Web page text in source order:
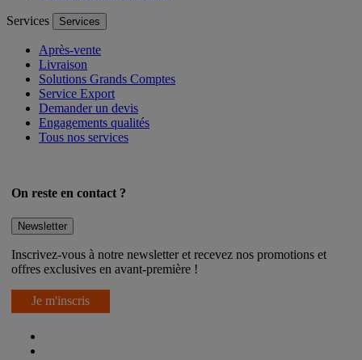
Services Services
Après-vente
Livraison
Solutions Grands Comptes
Service Export
Demander un devis
Engagements qualités
Tous nos services
On reste en contact ?
Newsletter
Inscrivez-vous à notre newsletter et recevez nos promotions et
offres exclusives en avant-première !
Je m'inscris